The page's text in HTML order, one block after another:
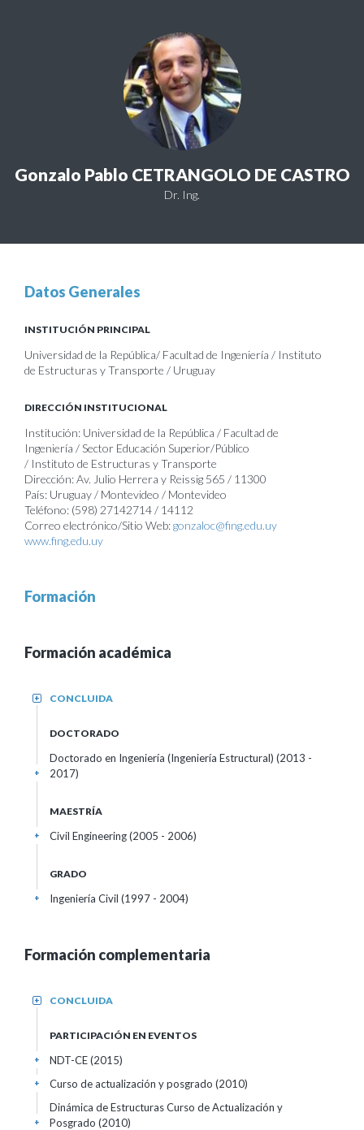
Gonzalo Pablo CETRANGOLO DE CASTRO
Dr. Ing.
Datos Generales
INSTITUCIÓN PRINCIPAL
Universidad de la República/ Facultad de Ingeniería / Instituto
de Estructuras y Transporte / Uruguay
DIRECCIÓN INSTITUCIONAL
Institución: Universidad de la República / Facultad de
Ingeniería / Sector Educación Superior/Público
/ Instituto de Estructuras y Transporte
Dirección: Av. Julio Herrera y Reissig 565 / 11300
País: Uruguay / Montevideo / Montevideo
Teléfono: (598) 27142714 / 14112
Correo electrónico/Sitio Web:gonzaloc@fing.edu.uy
www.fing.edu.uy
Formación
Formación académica
CONCLUIDA
+
DOCTORADO
Doctorado en Ingeniería (Ingeniería Estructural) (2013 -
2017)
+
MAESTRÍA
Civil Engineering (2005 - 2006)
+
GRADO
Ingeniería Civil (1997 - 2004)
+
Formación complementaria
CONCLUIDA
+
PARTICIPACIÓN EN EVENTOS
NDT-CE(2015)
+
Curso de actualización y posgrado (2010)
+
Dinámica de Estructuras Curso de Actualización y
Posgrado (2010)
+